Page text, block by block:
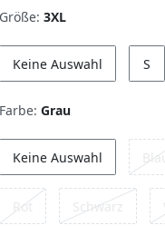
Größe: 3XL
Keine Auswahl S
Farbe: Grau
Keine Auswahl Blau
Rot Schwarz